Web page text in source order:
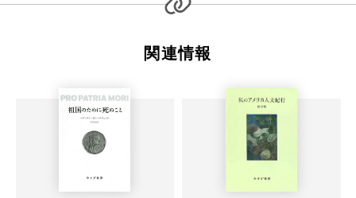
関連情報